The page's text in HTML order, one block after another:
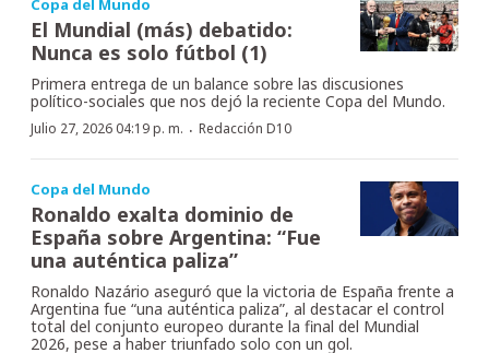
Copa del Mundo
El Mundial (más) debatido:
Nunca es solo fútbol (1)
Primera entrega de un balance sobre las discusiones
político-sociales que nos dejó la reciente Copa del Mundo.
Julio 27, 2026 04:19 p. m. · Redacción D10
Copa del Mundo
Ronaldo exalta dominio de
España sobre Argentina: “Fue
una auténtica paliza”
Ronaldo Nazário aseguró que la victoria de España frente a
Argentina fue “una auténtica paliza”, al destacar el control
total del conjunto europeo durante la final del Mundial
2026, pese a haber triunfado solo con un gol.